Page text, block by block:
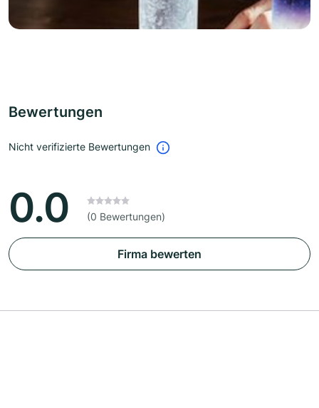
Bewertungen
Nicht verifizierte Bewertungen
0.0 (0 Bewertungen)
Firma bewerten